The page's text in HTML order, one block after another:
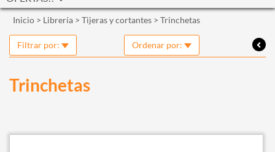
Inicio > Librería > Tijeras y cortantes > Trinchetas
Filtrar por: Ordenar por:
Trinchetas